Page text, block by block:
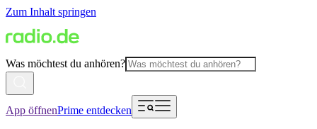
Zum Inhalt springen
Was möchtest du anhören?
App öffnenPrime entdecken